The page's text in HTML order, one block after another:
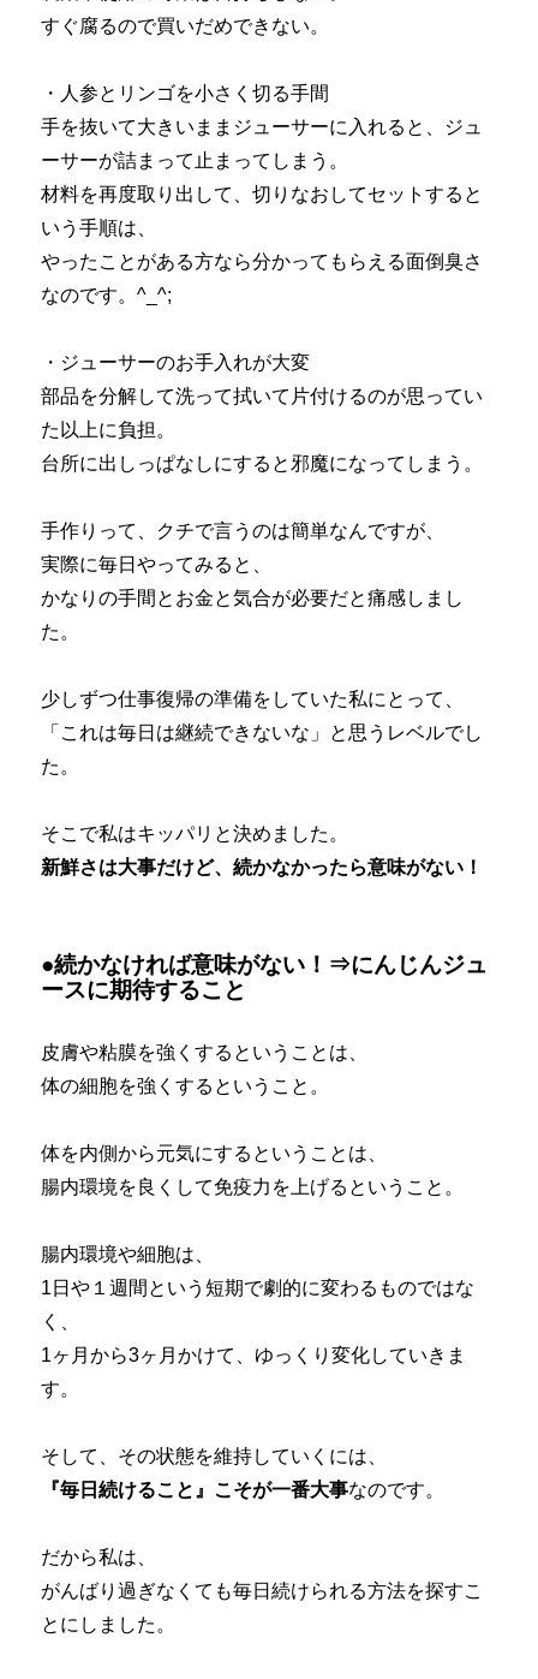
すぐ腐るので買いだめできない。
・人参とリンゴを小さく切る手間
手を抜いて大きいままジューサーに入れると、ジュ
ーサーが詰まって止まってしまう。
材料を再度取り出して、切りなおしてセットすると
いう手順は、
やったことがある方なら分かってもらえる面倒臭さ
なのです。^_^;
・ジューサーのお手入れが大変
部品を分解して洗って拭いて片付けるのが思ってい
た以上に負担。
台所に出しっぱなしにすると邪魔になってしまう。
手作りって、クチで言うのは簡単なんですが、
実際に毎日やってみると、
かなりの手間とお金と気合が必要だと痛感しまし
た。
少しずつ仕事復帰の準備をしていた私にとって、
「これは毎日は継続できないな」と思うレベルでし
た。
そこで私はキッパリと決めました。
新鮮さは大事だけど、続かなかったら意味がない！
●続かなければ意味がない！⇒にんじんジュ
ースに期待すること
皮膚や粘膜を強くするということは、
体の細胞を強くするということ。
体を内側から元気にするということは、
腸内環境を良くして免疫力を上げるということ。
腸内環境や細胞は、
1日や１週間という短期で劇的に変わるものではな
く、
1ヶ月から3ヶ月かけて、ゆっくり変化していきま
す。
そして、その状態を維持していくには、
『毎日続けること』こそが一番大事なのです。
だから私は、
がんばり過ぎなくても毎日続けられる方法を探すこ
とにしました。